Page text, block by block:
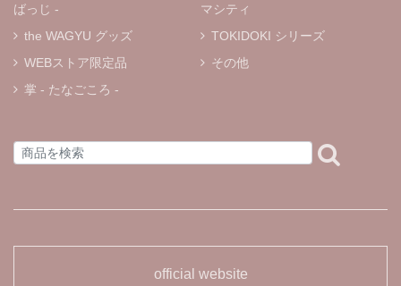
① マルニョン
2025/12/01
① マルニョン
した。
« マグニョンワッペン »
ばっじ -
マシティ
the WAGYU グッズ
TOKIDOKI シリーズ
WEBストア限定品
その他
掌 - たなごころ -
official website